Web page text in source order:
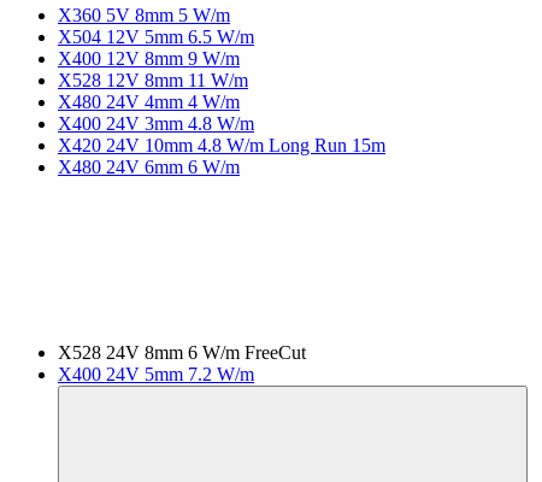
X360 5V 8mm 5 W/m
X504 12V 5mm 6.5 W/m
X400 12V 8mm 9 W/m
X528 12V 8mm 11 W/m
X480 24V 4mm 4 W/m
X400 24V 3mm 4.8 W/m
X420 24V 10mm 4.8 W/m Long Run 15m
X480 24V 6mm 6 W/m
X528 24V 8mm 6 W/m FreeCut
X400 24V 5mm 7.2 W/m